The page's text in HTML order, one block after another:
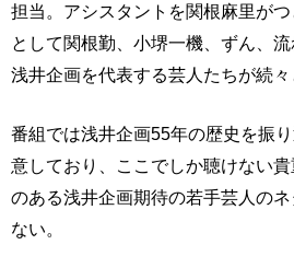
担当。アシスタントを関根麻里が
として関根勤、小堺一機、ずん、
浅井企画を代表する芸人たちが続々
番組では浅井企画55年の歴史を振
意しており、ここでしか聴けない
のある浅井企画期待の若手芸人の
ない。